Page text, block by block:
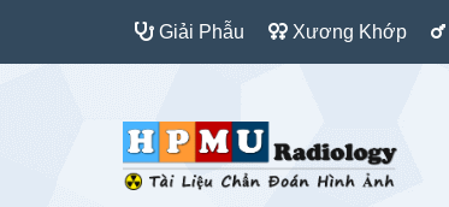
Giải Phẫu Xương Khớp